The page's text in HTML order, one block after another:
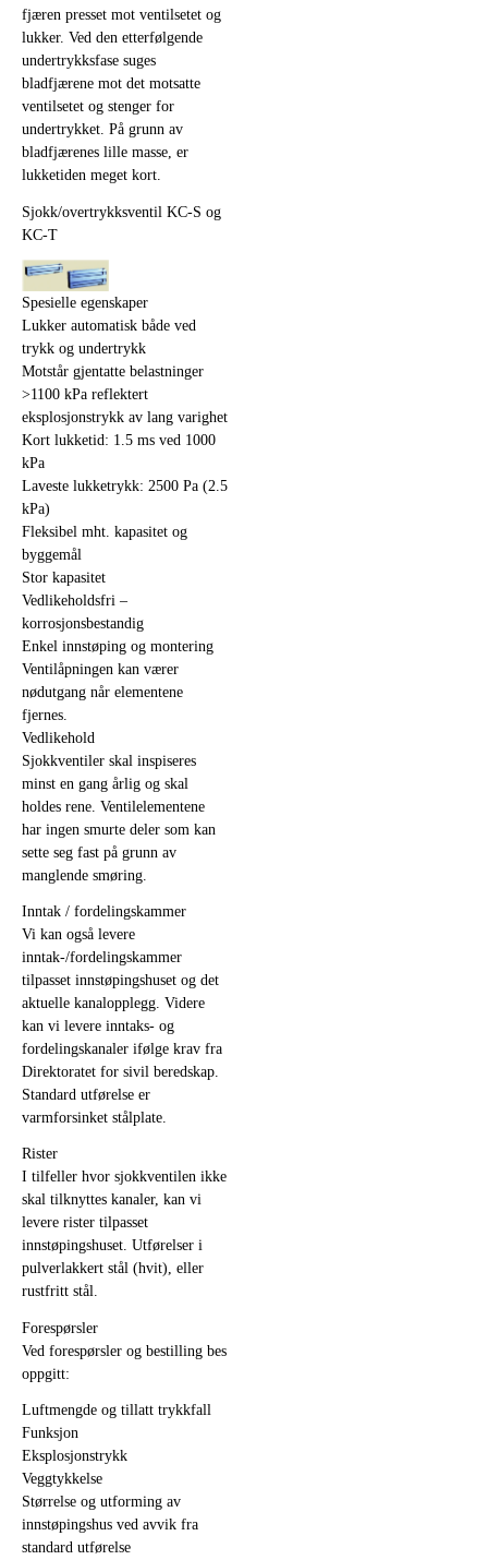
fjæren presset mot ventilsetet og
lukker. Ved den etterfølgende
undertrykksfase suges
bladfjærene mot det motsatte
ventilsetet og stenger for
undertrykket. På grunn av
bladfjærenes lille masse, er
lukketiden meget kort.
Sjokk/overtrykksventil KC-S og
KC-T
Spesielle egenskaper
Lukker automatisk både ved
trykk og undertrykk
Motstår gjentatte belastninger
>1100 kPa reflektert
eksplosjonstrykk av lang varighet
Kort lukketid: 1.5 ms ved 1000
kPa
Laveste lukketrykk: 2500 Pa (2.5
kPa)
Fleksibel mht. kapasitet og
byggemål
Stor kapasitet
Vedlikeholdsfri –
korrosjonsbestandig
Enkel innstøping og montering
Ventilåpningen kan værer
nødutgang når elementene
fjernes.
Vedlikehold
Sjokkventiler skal inspiseres
minst en gang årlig og skal
holdes rene. Ventilelementene
har ingen smurte deler som kan
sette seg fast på grunn av
manglende smøring.
Inntak / fordelingskammer
Vi kan også levere
inntak-/fordelingskammer
tilpasset innstøpingshuset og det
aktuelle kanalopplegg. Videre
kan vi levere inntaks- og
fordelingskanaler ifølge krav fra
Direktoratet for sivil beredskap.
Standard utførelse er
varmforsinket stålplate.
Rister
I tilfeller hvor sjokkventilen ikke
skal tilknyttes kanaler, kan vi
levere rister tilpasset
innstøpingshuset. Utførelser i
pulverlakkert stål (hvit), eller
rustfritt stål.
Forespørsler
Ved forespørsler og bestilling bes
oppgitt:
Luftmengde og tillatt trykkfall
Funksjon
Eksplosjonstrykk
Veggtykkelse
Størrelse og utforming av
innstøpingshus ved avvik fra
standard utførelse